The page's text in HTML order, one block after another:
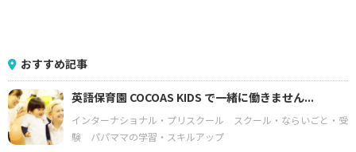
おすすめ記事
英語保育園 COCOAS KIDS で一緒に働きません...
インターナショナル・プリスクール
スクール・ならいごと・受
験
パパママの学習・スキルアップ